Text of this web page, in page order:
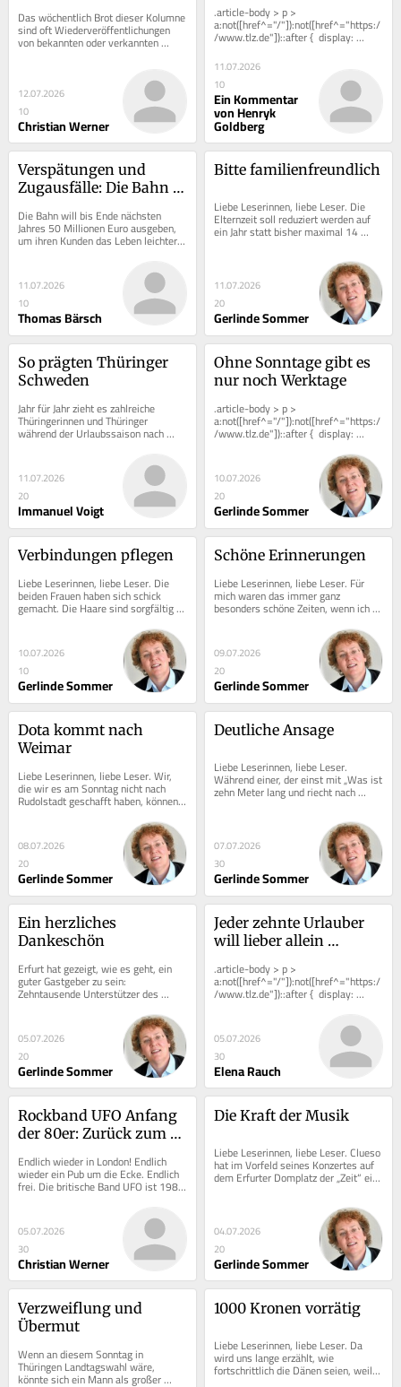
Das wöchentlich Brot dieser Kolumne
sind oft Wiederveröffentlichungen
von bekannten oder verkannten
12.07.2026
10
Christian Werner
Gedanken zu Hermann
Kant
.article-body > p >
a:not([href^="/"]):not([href^="https:/
/www.tlz.de"])::after {  display:
inline-block;  width: 0.8em;  height:...
11.07.2026
10
Ein Kommentar
von Henryk
Goldberg
Verspätungen und
Zugausfälle: Die Bahn
Die Bahn will bis Ende nächsten
Jahres 50 Millionen Euro ausgeben,
um ihren Kunden das Leben leichter
11.07.2026
10
Thomas Bärsch
Bitte familienfreundlich
Liebe Leserinnen, liebe Leser. Die
Elternzeit soll reduziert werden auf
ein Jahr statt bisher maximal 14
11.07.2026
20
Gerlinde Sommer
So prägten Thüringer
Schweden
Jahr für Jahr zieht es zahlreiche
Thüringerinnen und Thüringer
während der Urlaubssaison nach
11.07.2026
20
Immanuel Voigt
Ohne Sonntage gibt es
nur noch Werktage
.article-body > p >
a:not([href^="/"]):not([href^="https:/
/www.tlz.de"])::after {  display:
inline-block;  width: 0.8em;  height:...
10.07.2026
20
Gerlinde Sommer
Verbindungen pflegen
Liebe Leserinnen, liebe Leser. Die
beiden Frauen haben sich schick
gemacht. Die Haare sind sorgfältig
frisiert. Ihre Kleidung ist sommerlich
10.07.2026
10
Gerlinde Sommer
Schöne Erinnerungen
Liebe Leserinnen, liebe Leser. Für
mich waren das immer ganz
besonders schöne Zeiten, wenn ich in
den großen Ferien Verwandte
09.07.2026
20
Gerlinde Sommer
Dota kommt nach
Weimar
Liebe Leserinnen, liebe Leser. Wir,
die wir es am Sonntag nicht nach
Rudolstadt geschafft haben, können
uns auf ein besonderes Erlebnis am
08.07.2026
20
Gerlinde Sommer
Deutliche Ansage
Liebe Leserinnen, liebe Leser.
Während einer, der einst mit „Was ist
zehn Meter lang und riecht nach
Pippi?“ stänkerte, drinnen
07.07.2026
30
Gerlinde Sommer
Ein herzliches
Dankeschön
Erfurt hat gezeigt, wie es geht, ein
guter Gastgeber zu sein:
Zehntausende Unterstützer des
Bundesparteitag und die vielen...
05.07.2026
20
Gerlinde Sommer
Jeder zehnte Urlauber
will lieber allein
Gründe
.article-body > p >
a:not([href^="/"]):not([href^="https:/
/www.tlz.de"])::after {  display:
inline-block;  width: 0.8em;  height:...
05.07.2026
30
Elena Rauch
Rockband UFO Anfang
der 80er: Zurück zum
Endlich wieder in London! Endlich
wieder ein Pub um die Ecke. Endlich
frei. Die britische Band UFO ist 1980
05.07.2026
30
Christian Werner
Die Kraft der Musik
Liebe Leserinnen, liebe Leser. Clueso
hat im Vorfeld seines Konzertes auf
dem Erfurter Domplatz der „Zeit“ ein
langes Interview gegeben, in dem
04.07.2026
20
Gerlinde Sommer
Verzweiflung und
Übermut
Wenn an diesem Sonntag in
Thüringen Landtagswahl wäre,
könnte sich ein Mann als großer
1000 Kronen vorrätig
Liebe Leserinnen, liebe Leser. Da
wird uns lange erzählt, wie
fortschrittlich die Dänen seien, weil
es bei ihnen in den Schulen keine